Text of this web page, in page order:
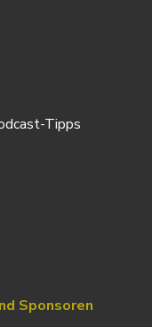
Tipps
Sponsoren